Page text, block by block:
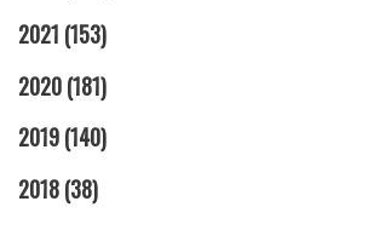
2021 (153)
2020(181)
2019(140)
2018(38)